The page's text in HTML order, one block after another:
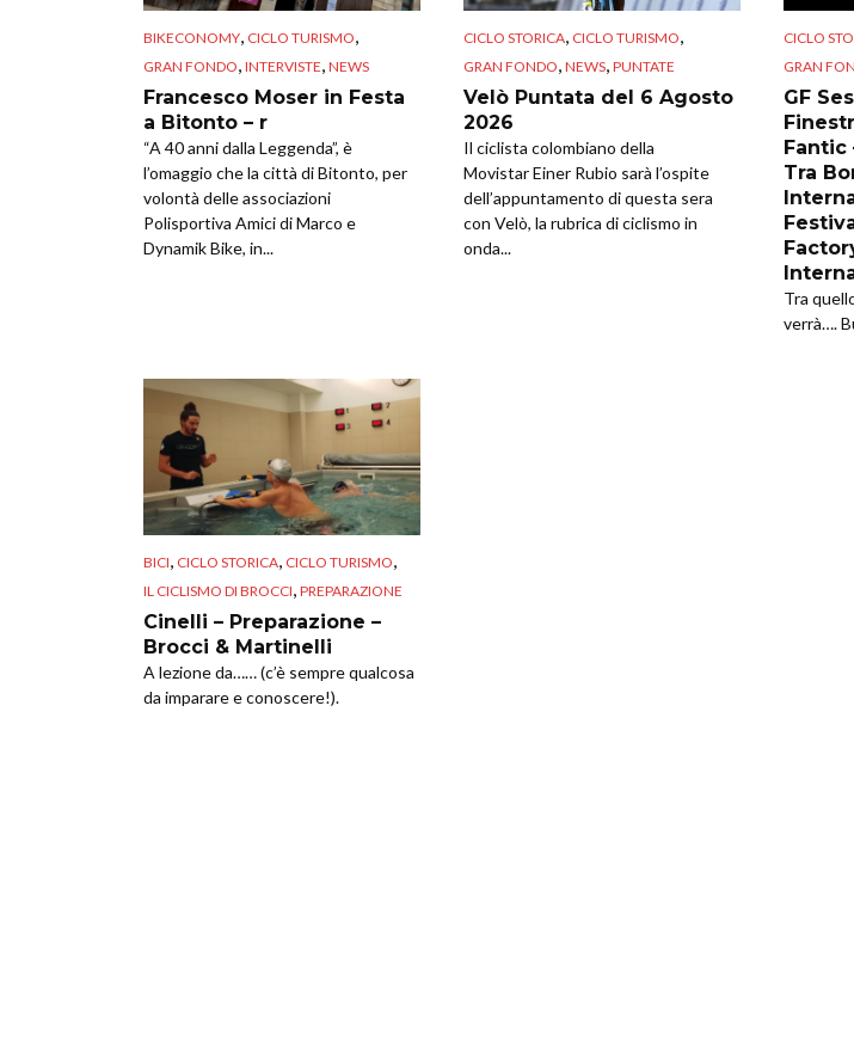
BIKECONOMY, CICLO TURISMO,
GRAN FONDO, INTERVISTE, NEWS
Francesco Moser in Festa
a Bitonto – r
“A 40 anni dalla Leggenda”, è
l’omaggio che la città di Bitonto, per
volontà delle associazioni
Polisportiva Amici di Marco e
Dynamik Bike, in...
CICLO STORICA, CICLO TURISMO,
GRAN FONDO, NEWS, PUNTATE
Velò Puntata del 6 Agosto
2026
Il ciclista colombiano della
Movistar Einer Rubio sarà l’ospite
dell’appuntamento di questa sera
con Velò, la rubrica di ciclismo in
onda...
CICLO
GRAN
GF
Fantic
Tra
Tra
verrà….
BICI CICLO STORICA CICLO TURISMO
IL CICLISMO DI BROCCI PREPARAZIONE
Cinelli – Preparazione –
Brocci & Martinelli
A lezione da…… (c’è sempre qualcosa
da imparare e conoscere!).